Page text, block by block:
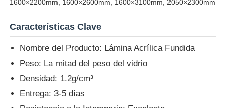
Hoja de acrílico sacada
Hojas de acrílico arco iris
1600×2200mm, 1600×2600mm, 1600×3100mm, 2050×2300mm
Características Clave
Nombre del Producto: Lámina Acrílica Fundida
Peso: La mitad del peso del vidrio
Densidad: 1.2g/cm³
Entrega: 3-5 días